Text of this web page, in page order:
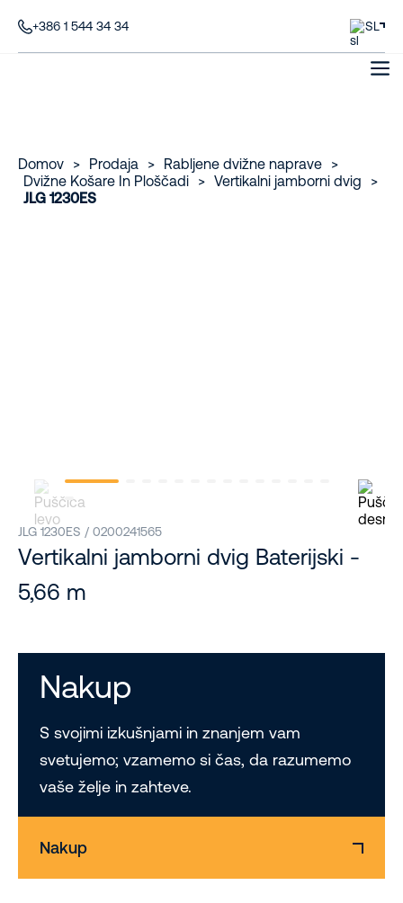
+386 1 544 34 34 SL
Domov > Prodaja > Rabljene dvižne naprave
>
Dvižne Košare In Ploščadi
> Vertikalni jamborni dvig
>
JLG 1230ES
JLG 1230ES / 0200241565
Vertikalni jamborni dvig Baterijski -
5,66 m
Nakup
S svojimi izkušnjami in znanjem vam
svetujemo; vzamemo si čas, da razumemo
vaše želje in zahteve.
Nakup